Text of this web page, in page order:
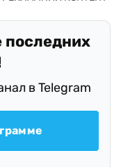
последних
в Telegram